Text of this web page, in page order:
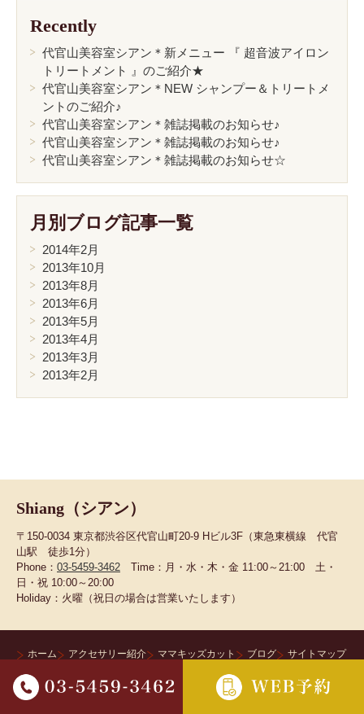
Recently
代官山美容室シアン＊新メニュー 『 超音波アイロン
トリートメント 』のご紹介★
代官山美容室シアン＊NEW シャンプー＆トリートメ
ントのご紹介♪
代官山美容室シアン＊雑誌掲載のお知らせ♪
代官山美容室シアン＊雑誌掲載のお知らせ♪
代官山美容室シアン＊雑誌掲載のお知らせ☆
月別ブログ記事一覧
2014年2月
2013年10月
2013年8月
2013年6月
2013年5月
2013年4月
2013年3月
2013年2月
Shiang（シアン）
〒150-0034 東京都渋谷区代官山町20-9 Hビル3F（東急東横線 代官
山駅 徒歩1分）
Phone： 03-5459-3462 Time：月・水・木・金 11:00～21:00 土・
日・祝 10:00～20:00
Holiday：火曜（祝日の場合は営業いたします）
ホーム アクセサリー紹介 ママキッズカット ブログ サイトマップ
copyright (C) Tokyo Lobby. All rights reserved.